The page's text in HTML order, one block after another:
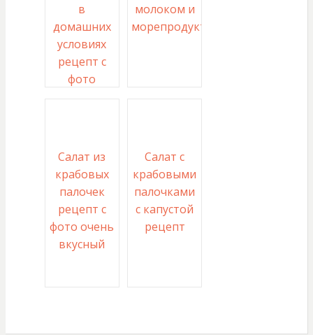
в
домашних
условиях
рецепт с
фото
молоком и
морепродуктами
Салат из
крабовых
палочек
рецепт с
фото очень
вкусный
Салат с
крабовыми
палочками
с капустой
рецепт